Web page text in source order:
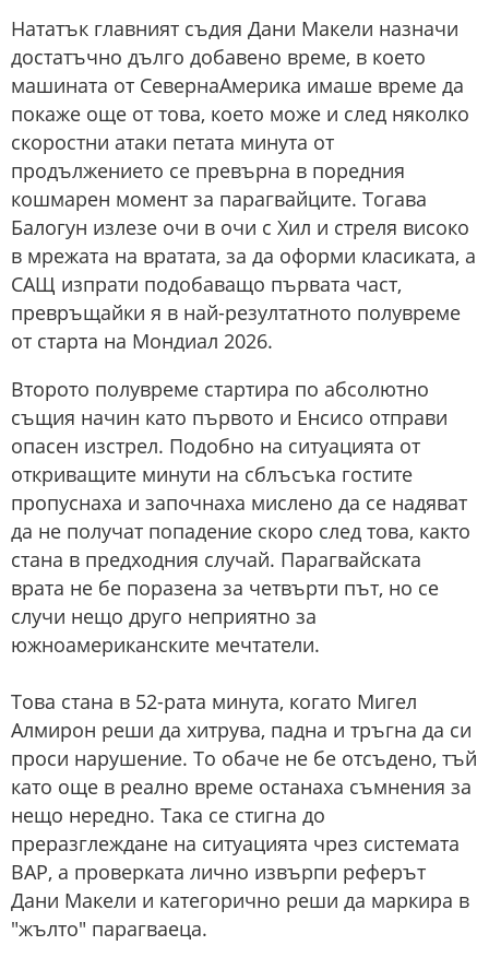
Нататък главният съдия Дани Макели назначи
достатъчно дълго добавено време, в което
машината от СевернаАмерика имаше време да
покаже още от това, което може и след няколко
скоростни атаки петата минута от
продължението се превърна в поредния
кошмарен момент за парагвайците. Тогава
Балогун излезе очи в очи с Хил и стреля високо
в мрежата на вратата, за да оформи класиката, а
САЩ изпрати подобаващо първата част,
превръщайки я в най-резултатното полувреме
от старта на Мондиал 2026.
Второто полувреме стартира по абсолютно
същия начин като първото и Енсисо отправи
опасен изстрел. Подобно на ситуацията от
откриващите минути на сблъсъка гостите
пропуснаха и започнаха мислено да се надяват
да не получат попадение скоро след това, както
стана в предходния случай. Парагвайската
врата не бе поразена за четвърти път, но се
случи нещо друго неприятно за
южноамериканските мечтатели.
Това стана в 52-рата минута, когато Мигел
Алмирон реши да хитрува, падна и тръгна да си
проси нарушение. То обаче не бе отсъдено, тъй
като още в реално време останаха съмнения за
нещо нередно. Така се стигна до
преразглеждане на ситуацията чрез системата
ВАР, а проверката лично извърпи реферът
Дани Макели и категорично реши да маркира в
"жълто" парагваеца.